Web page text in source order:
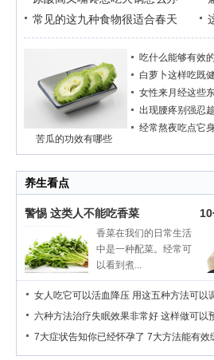
常见的这九种食物很适合春天
苦瓜的功效有哪些
吃什么能够有效
白萝卜这样吃既
女性来月经这些
出现腰疼别强忍
经常熬夜吃点它
养生看点
警惕 这类人不能吃香菜
香菜在我们的日常生活
中是一种配菜。经常可
以看到煮...
女人吃它可以活血降压 用这五种方法可以
六种方法治疗失眠效果非常好 这样做可以
7大症状告知你已经怀孕了 7大方法能有效